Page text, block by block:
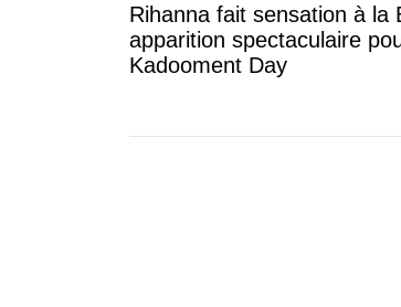
Rihanna fait sensation à la
apparition spectaculaire
Kadooment Day